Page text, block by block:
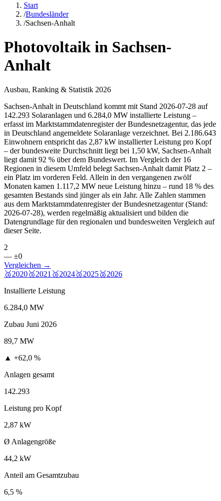
Start
/Bundesländer
/Sachsen-Anhalt
Photovoltaik in Sachsen-
Anhalt
Ausbau, Ranking & Statistik 2026
Sachsen-Anhalt in Deutschland kommt mit Stand 2026-07-28 auf
142.293 Solaranlagen und 6.284,0 MW installierte Leistung –
erfasst im Marktstammdatenregister der Bundesnetzagentur, das jede
in Deutschland angemeldete Solaranlage verzeichnet. Bei 2.186.643
Einwohnern entspricht das 2,87 kW installierter Leistung pro Kopf
– der bundesweite Durchschnitt liegt bei 1,50 kW, Sachsen-Anhalt
liegt damit 92 % über dem Bundeswert. Im Vergleich der 16
Regionen in diesem Umfeld belegt Sachsen-Anhalt damit Platz 2 –
ein Platz im vorderen Feld. Allein in den vergangenen zwölf
Monaten kamen 1.117,2 MW neue Leistung hinzu – rund 18 % des
gesamten Bestands sind jünger als ein Jahr. Alle Zahlen stammen
aus dem Marktstammdatenregister der Bundesnetzagentur (Stand:
2026-07-28), werden regelmäßig aktualisiert und bilden die
Datengrundlage für den regionalen und bundesweiten Vergleich auf
dieser Seite.
2
— ±0
Vergleichen →
🥉2020🥉2021 🥉2024🥉2025🥈2026
Installierte Leistung
6.284,0 MW
Zubau Juni 2026
89,7 MW
▲ +62,0 %
Anlagen gesamt
142.293
Leistung pro Kopf
2,87 kW
Ø Anlagengröße
44,2 kW
Anteil am Gesamtzubau
6,5 %